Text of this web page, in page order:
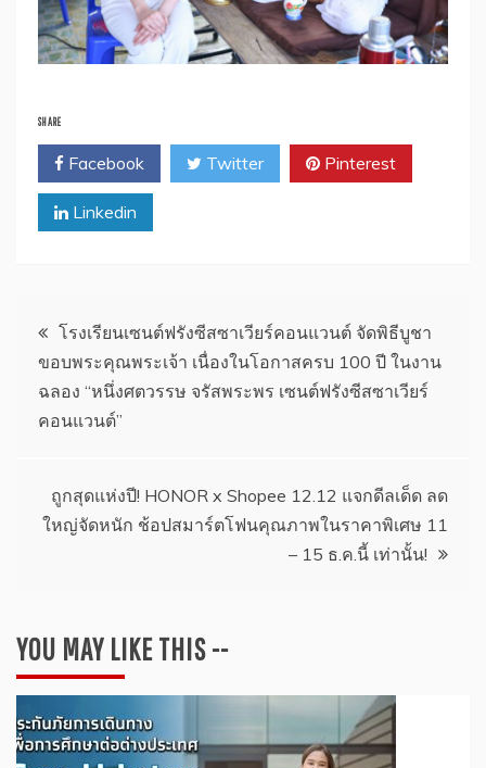
SHARE
Facebook Twitter Pinterest
Linkedin
แนะแนว
เรื่อง
โรงเรียนเซนต์ฟรังซีสซาเวียร์คอนแวนต์ จัดพิธีบูชา
ขอบพระคุณพระเจ้า เนื่องในโอกาสครบ 100 ปี ในงาน
ฉลอง “หนึ่งศตวรรษ จรัสพระพร เซนต์ฟรังซีสซาเวียร์
คอนแวนต์”
ถูกสุดแห่งปี! HONOR x Shopee 12.12 แจกดีลเด็ด ลด
ใหญ่จัดหนัก ช้อปสมาร์ตโฟนคุณภาพในราคาพิเศษ 11
– 15 ธ.ค.นี้ เท่านั้น!
YOU MAY LIKE THIS --